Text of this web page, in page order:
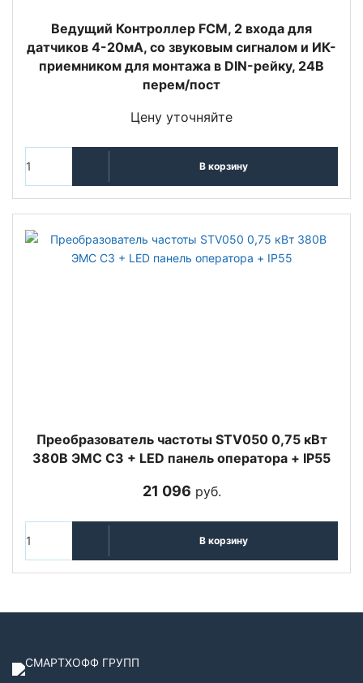
Ведущий Контроллер FCM, 2 входа для
датчиков 4-20мА, со звуковым сигналом и ИК-
приемником для монтажа в DIN-рейку, 24В
перем/пост
Цену уточняйте
В корзину
Преобразователь частоты STV050 0,75 кВт
380В ЭМС С3 + LED панель оператора + IP55
21 096 руб.
В корзину